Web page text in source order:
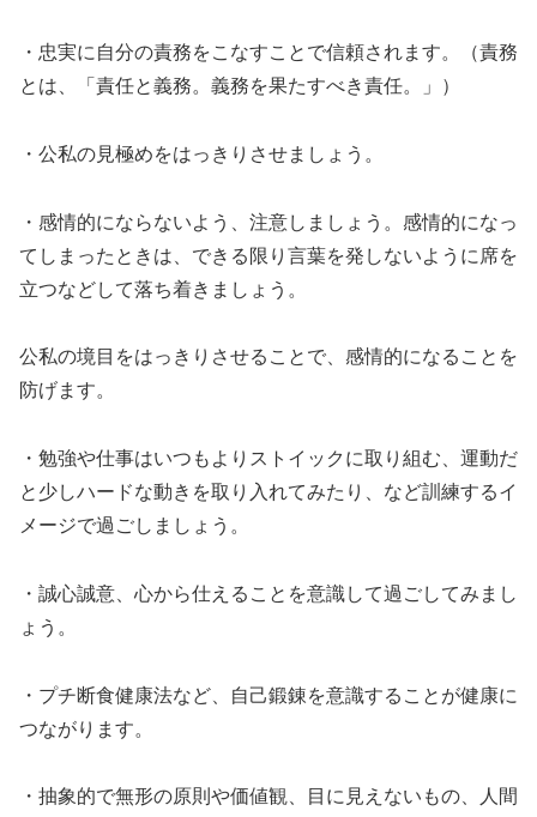
・忠実に自分の責務をこなすことで信頼されます。（責務
とは、「責任と義務。義務を果たすべき責任。」）
・公私の見極めをはっきりさせましょう。
・感情的にならないよう、注意しましょう。感情的になっ
てしまったときは、できる限り言葉を発しないように席を
立つなどして落ち着きましょう。
公私の境目をはっきりさせることで、感情的になることを
防げます。
・勉強や仕事はいつもよりストイックに取り組む、運動だ
と少しハードな動きを取り入れてみたり、など訓練するイ
メージで過ごしましょう。
・誠心誠意、心から仕えることを意識して過ごしてみまし
ょう。
・プチ断食健康法など、自己鍛錬を意識することが健康に
つながります。
・抽象的で無形の原則や価値観、目に見えないもの、人間